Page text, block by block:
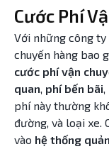
Cước Phí
Với những công ty
chuyến hàng bao
cước phí vận
quan, phí bến bãi,
phí này thường
đường, và loại xe.
vào hệ thống